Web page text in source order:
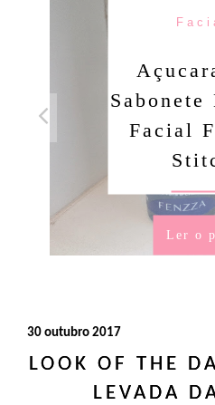
Facial
Ler o
30 outubro 2017
LOOK OF THE
LEVADA